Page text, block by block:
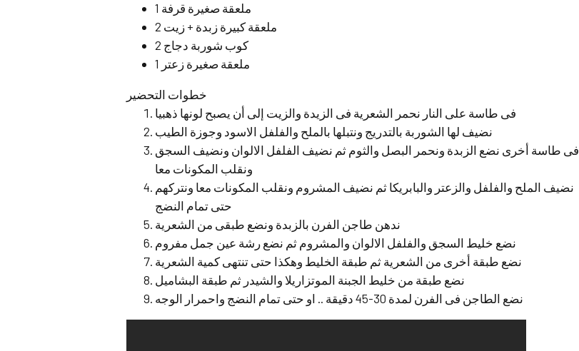
1 ملعقة صغيرة قرفة
2 ملعقة كبيرة زبدة + زيت
2 كوب شوربة دجاج
1 ملعقة صغيرة زعتر
خطوات التحضير
فى طاسة على النار نحمر الشعرية فى الزيدة والزيت إلى أن يصبح لونها ذهبيا
نضيف لها الشوربة بالتدريج ونتبلها بالملح والفلفل الاسود وجوزة الطيب
فى طاسة أخرى نضع الزبدة ونحمر البصل والثوم ثم نضيف الفلفل الالوان ونضيف السجق
ونقلب المكونات معا
نضيف الملح والفلفل والزعتر والبابريكا ثم نضيف المشروم ونقلب المكونات معا ونتركهم
حتى تمام النضج
ندهن طاجن الفرن بالزبدة ونضع طبقى من الشعرية
نضع خليط السجق والفلفل الالوان والمشروم ثم نضع رشة عين جمل مفروم
نضع طبقة أخرى من الشعرية ثم طبقة الخليط وهكذا حتى تنتهى كمية الشعرية
نضع طبقة من خليط الجبنة الموتزاريلا والشيدر ثم طبقة البشاميل
نضع الطاجن فى الفرن لمدة 30-45 دقيقة .. او حتى تمام النضج واحمرار الوجه